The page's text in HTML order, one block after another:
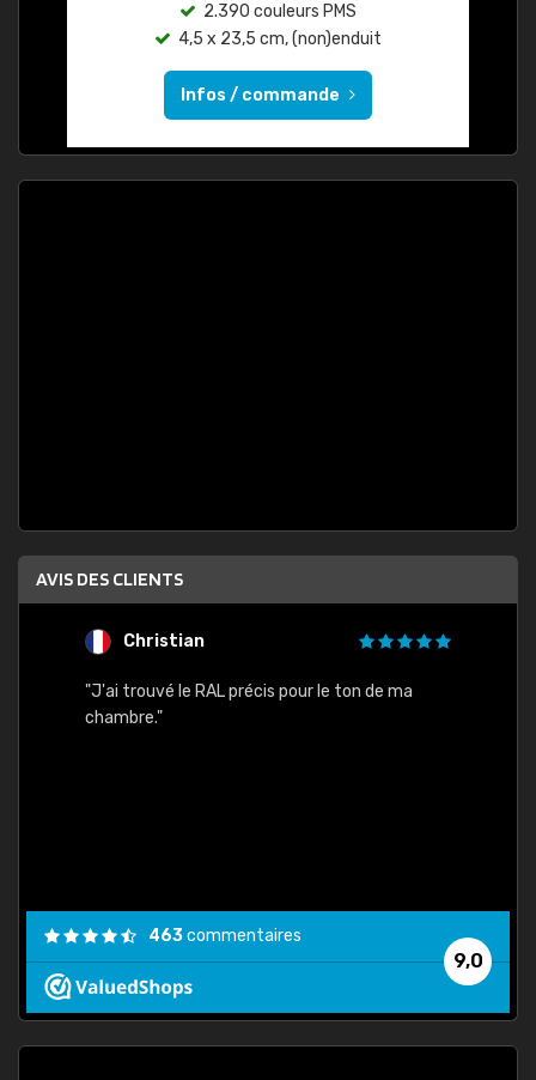
2.390 couleurs PMS
4,5 x 23,5 cm, (non)enduit
Infos / commande
AVIS DES CLIENTS
Christian
"J'ai trouvé le RAL précis pour le ton de ma
chambre."
9,0
463commentaires